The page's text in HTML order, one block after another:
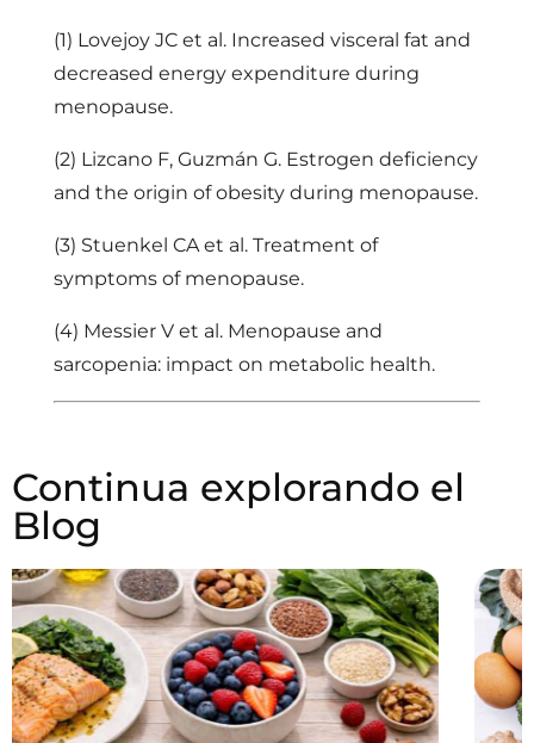
(1) Lovejoy JC et al. Increased visceral fat and
decreased energy expenditure during
menopause.
(2) Lizcano F, Guzmán G. Estrogen deficiency
and the origin of obesity during menopause.
(3) Stuenkel CA et al. Treatment of
symptoms of menopause.
(4) Messier V et al. Menopause and
sarcopenia: impact on metabolic health.
Continua explorando el
Blog